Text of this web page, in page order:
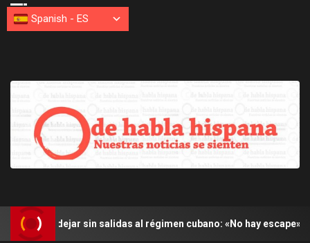
dejar sin salidas al régimen cubano: «No hay escape»
Spanish - ES